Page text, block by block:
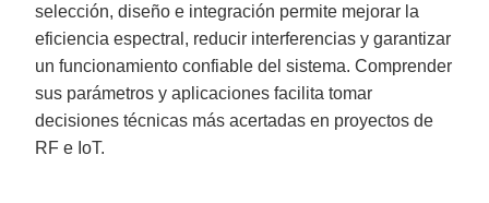
selección, diseño e integración permite mejorar la
eficiencia espectral, reducir interferencias y garantizar
un funcionamiento confiable del sistema. Comprender
sus parámetros y aplicaciones facilita tomar
decisiones técnicas más acertadas en proyectos de
RF e IoT.